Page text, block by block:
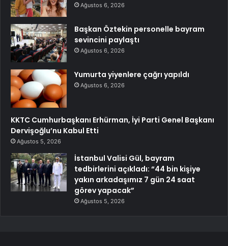
Ağustos 6, 2026
Başkan Öztekin personelle bayram
sevincini paylaştı
Ağustos 6, 2026
Yumurta yiyenlere çağrı yapıldı
Ağustos 6, 2026
KKTC Cumhurbaşkanı Erhürman, İyi Parti Genel Başkanı
Dervişoğlu’nu Kabul Etti
Ağustos 5, 2026
İstanbul Valisi Gül, bayram
tedbirlerini açıkladı: “44 bin kişiye
yakın arkadaşımız 7 gün 24 saat
görev yapacak”
Ağustos 5, 2026